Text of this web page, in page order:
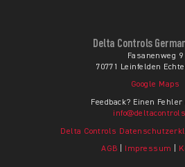
Delta Controls
Fasanenweg 9
70771 Leinfelden
Google Maps
Feedback? Einen
Delta Controls
AGB Impressum